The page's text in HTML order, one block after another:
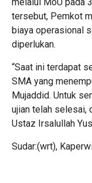
melalui MoU pada
tersebut, Pemkot
biaya operasional
diperlukan.
“Saat ini terdapat
SMA yang
Mujaddid. Untuk
ujian telah selesai,
Ustaz Irsalullah
Sudar:(wrt),